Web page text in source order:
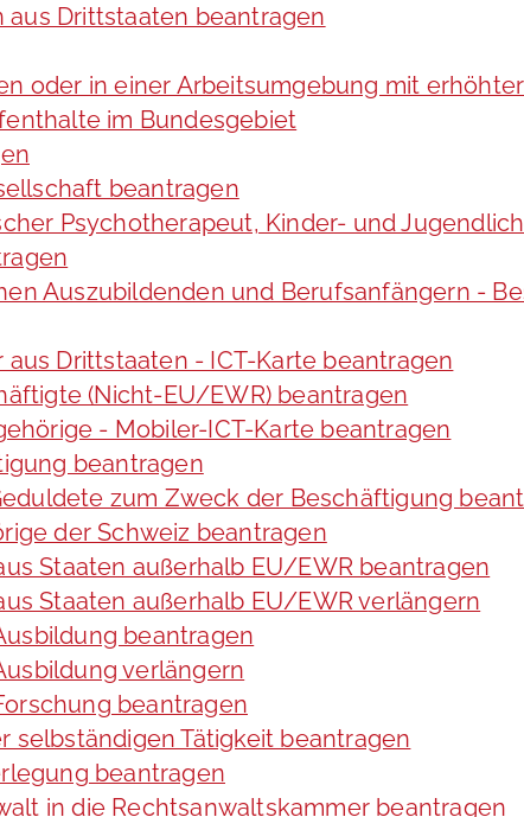
aus Drittstaaten beantragen
oder in einer Arbeitsumgebung mit
im Bundesgebiet
beantragen
Psychotherapeut, Kinder- und
Auszubildenden und Berufsanfängern -
Drittstaaten - ICT-Karte beantragen
(Nicht-EU/EWR) beantragen
- Mobiler-ICT-Karte beantragen
beantragen
zum Zweck der Beschäftigung
der Schweiz beantragen
Staaten außerhalb EU/EWR beantragen
Staaten außerhalb EU/EWR verlängern
beantragen
verlängern
beantragen
selbständigen Tätigkeit beantragen
beantragen
in die Rechtsanwaltskammer beantragen